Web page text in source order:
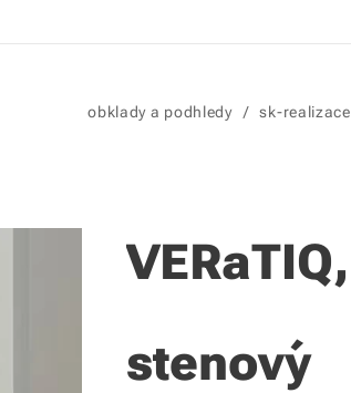
obklady a podhledy sk-realizace
VERaTIQ,
stenový